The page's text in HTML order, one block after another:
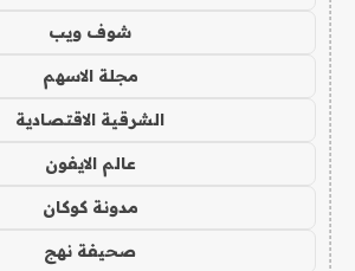
شوف ويب
مجلة الاسهم
الشرقية الاقتصادية
عالم الايفون
مدونة كوكان
صحيفة نهج